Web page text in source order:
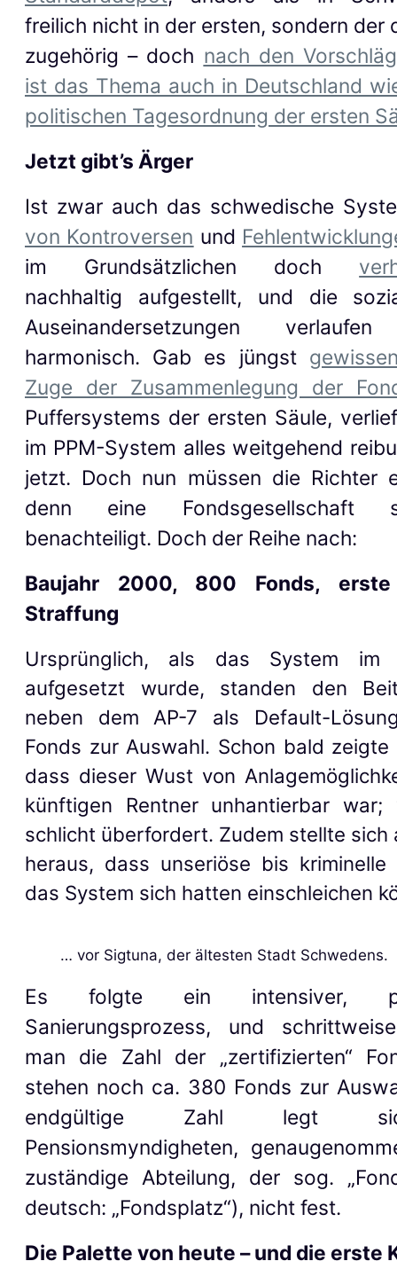
freilich nicht in der ersten, sondern der
zugehörig – doch nach den
ist das Thema auch in Deutschland
politischen Tagesordnung der ersten
Jetzt gibt’s Ärger
Ist zwar auch das schwedische
von Kontroversen und
im Grundsätzlichen doch
nachhaltig aufgestellt, und die
Auseinandersetzungen
harmonisch. Gab es jüngst
Zuge der Zusammenlegung der
Puffersystems der ersten Säule,
im PPM-System alles weitgehend
jetzt. Doch nun müssen die Richter
denn eine Fondsgesellschaft
benachteiligt. Doch der Reihe nach:
Baujahr 2000, 800 Fonds, erste
Straffung
Ursprünglich, als das System im
aufgesetzt wurde, standen den
neben dem AP-7 als Default-
Fonds zur Auswahl. Schon bald
dass dieser Wust von
künftigen Rentner unhantierbar war;
schlicht überfordert. Zudem stellte sich
heraus, dass unseriöse bis kriminelle
das System sich hatten einschleichen
… vor Sigtuna, der ältesten Stadt Schwedens.
Es folgte ein intensiver,
Sanierungsprozess, und
man die Zahl der „zertifizierten“
stehen noch ca. 380 Fonds zur
endgültige Zahl legt
Pensionsmyndigheten,
zuständige Abteilung, der sog.
deutsch: „Fondsplatz“), nicht fest.
Die Palette von heute – und die erste